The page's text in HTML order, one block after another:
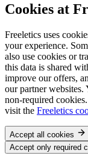
Cookies at
Freeletics uses
your experience.
also use cookies or
this data is shared
improve our offers,
our partner websites.
non-required
visit the Freeletics
Accept all cookies
Accept only required